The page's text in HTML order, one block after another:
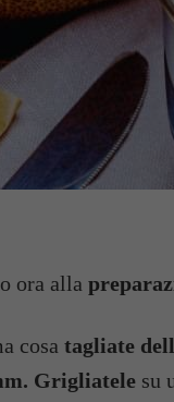
ora alla
cosa tagliate
Grigliatele su